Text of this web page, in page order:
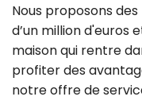
Nous proposons
d’un million d'euros
maison qui rentre
profiter des
notre offre de